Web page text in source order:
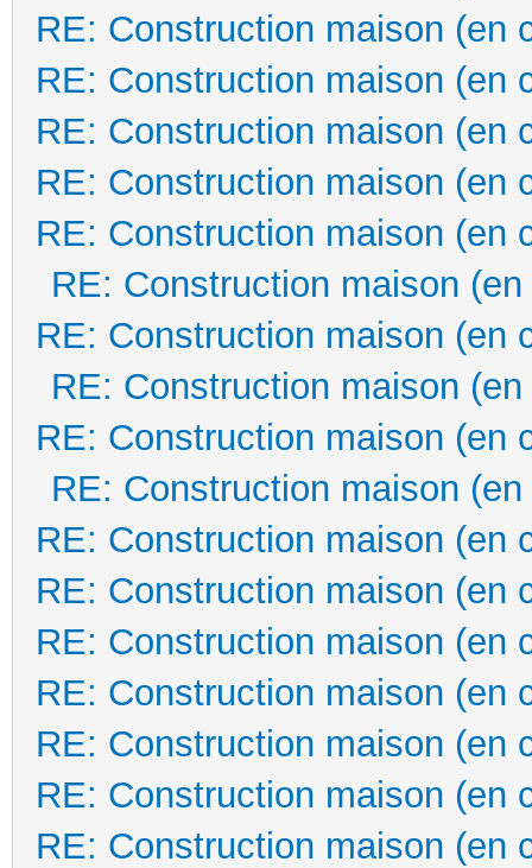
RE: Construction maison (en
RE: Construction maison (en
RE: Construction maison (en
RE: Construction maison (en
RE: Construction maison (en
RE: Construction maison
RE: Construction maison (en
RE: Construction maison
RE: Construction maison (en
RE: Construction maison
RE: Construction maison (en
RE: Construction maison (en
RE: Construction maison (en
RE: Construction maison (en
RE: Construction maison (en
RE: Construction maison (en
RE: Construction maison (en